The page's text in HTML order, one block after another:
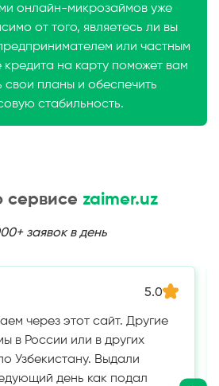
онлайн-микрозаймов уже
от того, являетесь ли вы
или частным
на карту поможет вам
свои планы и обеспечить
стабильность.
сервисе zaimer.uz
заявок в день
5.0
через этот сайт. Другие
в России или в других
Узбекистану. Выдали
день как подал